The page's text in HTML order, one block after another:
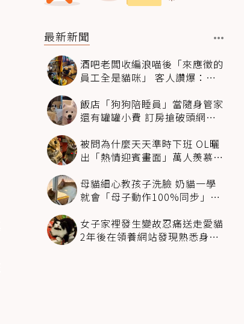
最新新聞
酒吧老闆收編浪喵後「來應徵的
員工全是貓咪」 客人讚爆：來
飯店「狗狗陪睡員」當隨身管家
還有罐罐小費 訂房搶破頭網友
被問為什麼天天準時下班 OL曬
出「熱情迎賓畫面」萬人羨慕：
母貓細心教孩子洗臉 奶貓一學
就會「母子動作100%同步」網
女子家裡發生變故忍痛送走愛貓
2年後在領養網站發現熟悉身影